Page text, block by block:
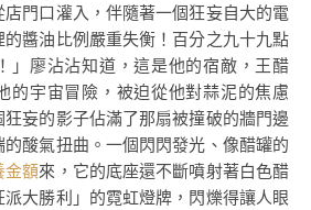
門口灌入，伴隨著一個狂妄自大的電
醬油比例嚴重失衡！百分之九十九點
」廖沾沾知道，這是他的宿敵，王醋
的宇宙冒險，被迫從他對蒜泥的焦慮
妄的影子佔滿了那扇被撞破的牆門邊
酸氣扭曲。一個閃閃發光、像醋罐的
金額來，它的底座還不斷噴射著白色醋
大勝利」的霓虹燈牌，閃爍得讓人眼